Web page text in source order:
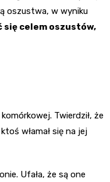
oszustwa, w wyniku
się celem oszustów,
Twierdził, że
włamał się na jej
Ufała, że są one